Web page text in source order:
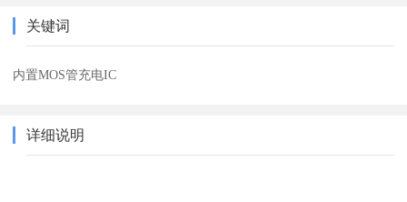
关键词
内置MOS管充电IC
详细说明